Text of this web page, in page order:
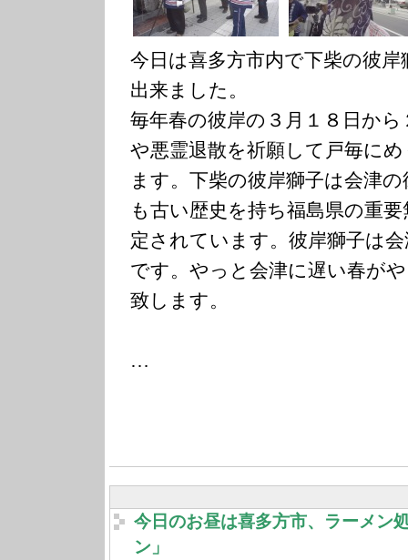
今日は喜多方市内で下柴の彼
出来ました。
毎年春の彼岸の３月１８日か
や悪霊退散を祈願して戸毎に
ます。下柴の彼岸獅子は会津
も古い歴史を持ち福島県の重
定されています。彼岸獅子は
です。やっと会津に遅い春が
致します。
…
今日のお昼は喜多方市、ラーメン
ン」